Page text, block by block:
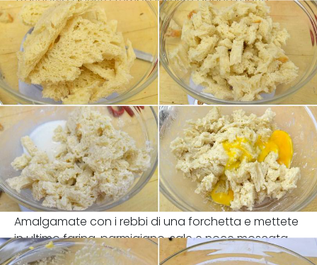
Amalgamate con i rebbi di una forchetta e mettete
in ultimo farina, parmigiano, sale e noce moscata.